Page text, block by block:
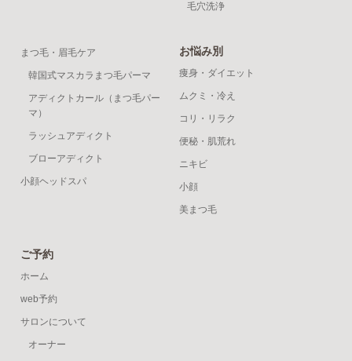
毛穴洗浄
まつ毛・眉毛ケア
韓国式マスカラまつ毛パーマ
アディクトカール（まつ毛パー
マ）
ラッシュアディクト
ブローアディクト
小顔ヘッドスパ
お悩み別
痩身・ダイエット
ムクミ・冷え
コリ・リラク
便秘・肌荒れ
ニキビ
小顔
美まつ毛
ご予約
ホーム
web予約
サロンについて
オーナー